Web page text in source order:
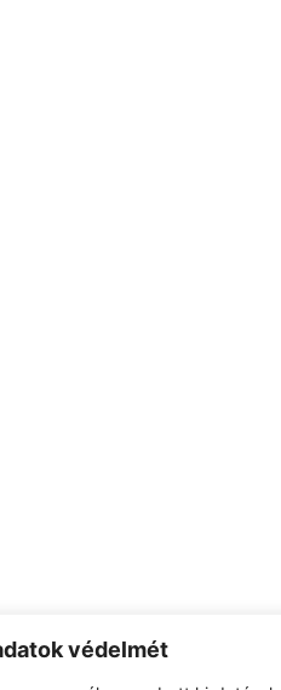
védelmét